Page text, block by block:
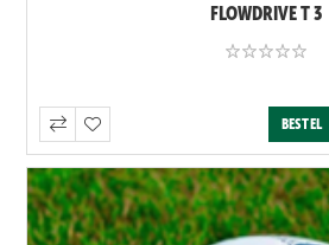
FLOWDRIVE T 3